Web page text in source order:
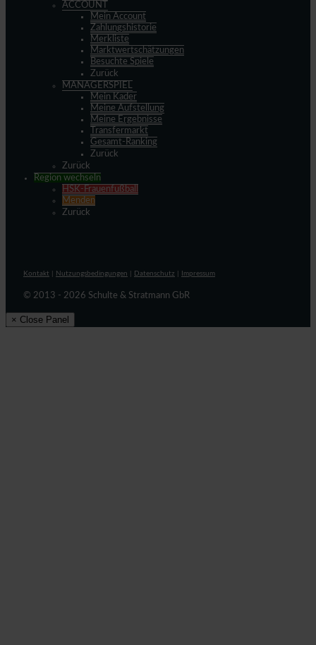
ACCOUNT
Mein Account
Zahlungshistorie
Merkliste
Marktwertschätzungen
Besuchte Spiele
Zurück
MANAGERSPIEL
Mein Kader
Meine Aufstellung
Meine Ergebnisse
Transfermarkt
Gesamt-Ranking
Zurück
Zurück
Region wechseln
HSK-Frauenfußball
Menden
Zurück
Kontakt Nutzungsbedingungen Datenschutz Impressum
© 2013 - 2026 Schulte & Stratmann GbR
× Close Panel